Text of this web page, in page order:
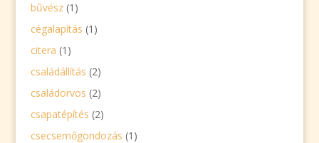
bűvész(1)
cégalapítás (1)
citera (1)
családállítás (2)
családorvos (2)
csapatépítés (2)
csecsemőgondozás (1)